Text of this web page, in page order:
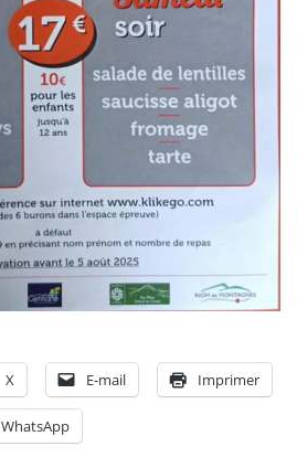
X E-mail Imprimer
WhatsApp